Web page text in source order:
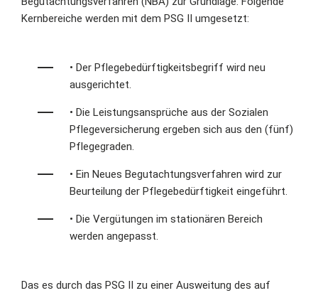
Kernbereiche werden mit dem PSG II umgesetzt:
• Der Pflegebedürftigkeitsbegriff wird neu
ausgerichtet.
• Die Leistungsansprüche aus der Sozialen
Pflegeversicherung ergeben sich aus den (fünf)
Pflegegraden.
• Ein Neues Begutachtungsverfahren wird zur
Beurteilung der Pflegebedürftigkeit eingeführt.
• Die Vergütungen im stationären Bereich
werden angepasst.
Das es durch das PSG II zu einer Ausweitung des auf